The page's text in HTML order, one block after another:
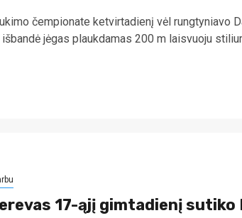
čempionate ketvirtadienį vėl rungtyniavo
jėgas plaukdamas 200 m laisvuoju
17-ąjį gimtadienį sutiko